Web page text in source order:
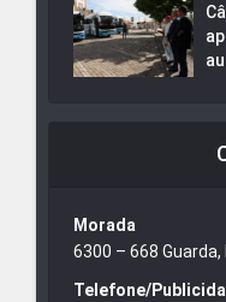
Morada
6300 – 668 Guarda,
Telefone/